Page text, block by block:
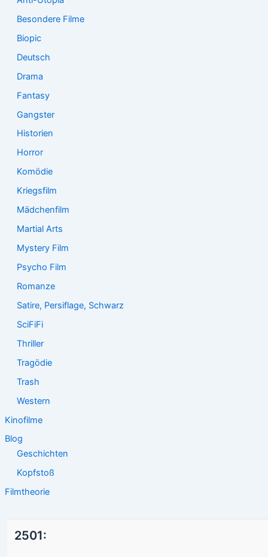
Besondere Filme
Biopic
Deutsch
Drama
Fantasy
Gangster
Historien
Horror
Komödie
Kriegsfilm
Mädchenfilm
Martial Arts
Mystery Film
Psycho Film
Romanze
Satire, Persiflage, Schwarz
SciFiFi
Thriller
Tragödie
Trash
Western
Kinofilme
Blog
Geschichten
Kopfstoß
Filmtheorie
2501: